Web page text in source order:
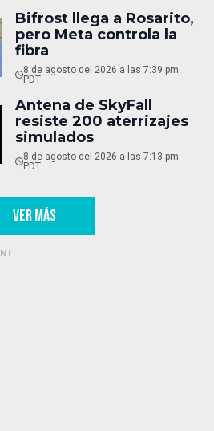
Bifrost llega a Rosarito,
pero Meta controla la
fibra
8 de agosto del 2026 a las 7:39 pm
PDT
Antena de SkyFall
resiste 200 aterrizajes
simulados
8 de agosto del 2026 a las 7:13 pm
PDT
VER MÁS